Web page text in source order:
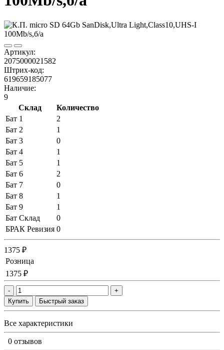
Артикул:
2075000021582
Штрих-код:
619659185077
Наличие:
9
Склад
Количество
Бат 1
2
Бат 2
1
Бат 3
0
Бат 4
1
Бат 5
1
Бат 6
2
Бат 7
0
Бат 8
1
Бат 9
1
Бат Склад
0
БРАК Ревизия 0
1375 ₽
Розница
1375 ₽
-
+
Купить
Быстрый заказ
Все характеристики
0 отзывов